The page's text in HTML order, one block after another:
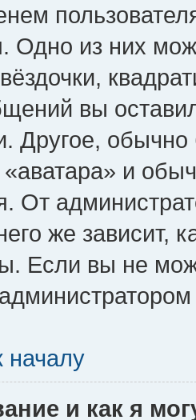
Одно из них
вы
Другое,
«аватара» и
От
же зависит,
Если вы не
началу
и как я